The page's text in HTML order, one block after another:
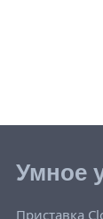
Умное
Приставка